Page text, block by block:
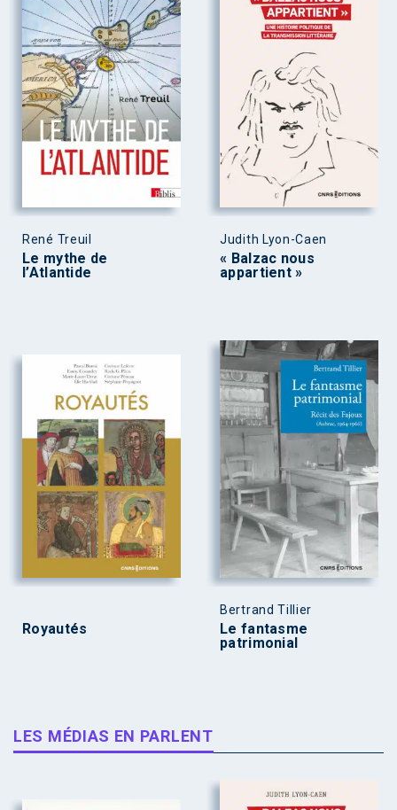
René Treuil
Le mythe de
l’Atlantide
Judith Lyon-Caen
« Balzac nous
appartient »
Royautés
Bertrand Tillier
Le fantasme
patrimonial
LES MÉDIAS EN PARLENT